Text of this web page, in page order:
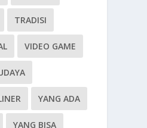
TRADISI
VIDEO GAME
YANG ADA
YANG BISA